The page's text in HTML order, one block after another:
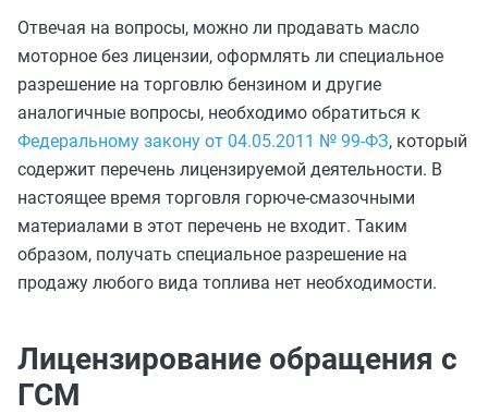
Отвечая на вопросы, можно ли продавать масло
моторное без лицензии, оформлять ли специальное
разрешение на торговлю бензином и другие
аналогичные вопросы, необходимо обратиться к
Федеральному закону от 04.05.2011 № 99-ФЗ, который
содержит перечень лицензируемой деятельности. В
настоящее время торговля горюче-смазочными
материалами в этот перечень не входит. Таким
образом, получать специальное разрешение на
продажу любого вида топлива нет необходимости.
Лицензирование обращения с
ГСМ